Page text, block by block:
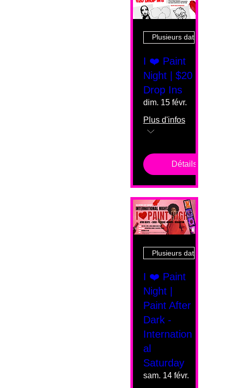
Plusieurs dates
I ❤️ Paint
Night | $20
Drop Ins
dim. 15 févr.
Plus d'infos
Détails
Plusieurs dates
I ❤️ Paint
Night |
Paint After
Dark -
Internation
al
Saturday
sam. 14 févr.